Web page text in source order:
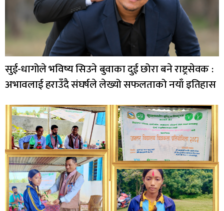
सुई-धागोले भविष्य सिउने बुवाका दुई छोरा बने राष्ट्रसेवक :
अभावलाई हराउँदै संघर्षले लेख्यो सफलताको नयाँ इतिहास